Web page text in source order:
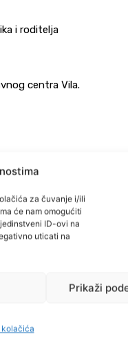
za čuvanje i/ili
će nam omogućiti
ID-ovi na
uticati na
Prikaži
i roditelja
centra Vila.